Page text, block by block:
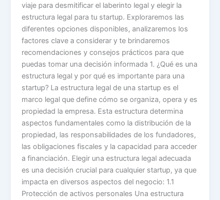
viaje para desmitificar el laberinto legal y elegir la
estructura legal para tu startup. Exploraremos las
diferentes opciones disponibles, analizaremos los
factores clave a considerar y te brindaremos
recomendaciones y consejos prácticos para que
puedas tomar una decisión informada 1. ¿Qué es una
estructura legal y por qué es importante para una
startup? La estructura legal de una startup es el
marco legal que define cómo se organiza, opera y es
propiedad la empresa. Esta estructura determina
aspectos fundamentales como la distribución de la
propiedad, las responsabilidades de los fundadores,
las obligaciones fiscales y la capacidad para acceder
a financiación. Elegir una estructura legal adecuada
es una decisión crucial para cualquier startup, ya que
impacta en diversos aspectos del negocio: 1.1
Protección de activos personales Una estructura